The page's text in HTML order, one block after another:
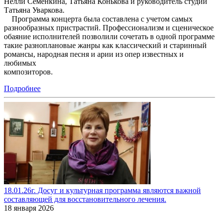
Татьяна Уваркова.
Программа концерта была составлена с учетом самых
разнообразных пристрастий. Профессионализм и сценическое
обаяние исполнителей позволили сочетать в одной программе
такие разноплановые жанры как классический и старинный
романсы, народная песня и арии из опер известных и
любимых
Подробнее
18.01.26г. Досуг и культурная программа являются важной
составляющей для восстановительного лечения.
18 января 2026